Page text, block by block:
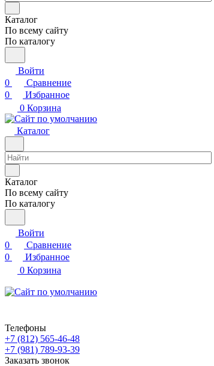
Каталог
По всему сайту
По каталогу
Войти
0
Сравнение
0
Избранное
0 Корзина
Каталог
Каталог
По всему сайту
По каталогу
Войти
0
Сравнение
0
Избранное
0 Корзина
Телефоны
+7 (812) 565-46-48
+7 (981) 789-93-39
Заказать звонок